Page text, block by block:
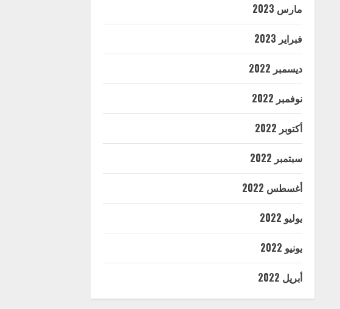
مارس 2023
فبراير 2023
ديسمبر 2022
نوفمبر 2022
أكتوبر 2022
سبتمبر 2022
أغسطس 2022
يوليو 2022
يونيو 2022
أبريل 2022